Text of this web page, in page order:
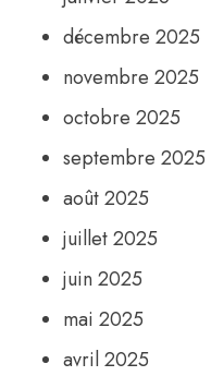
décembre 2025
novembre 2025
octobre 2025
septembre 2025
août 2025
juillet 2025
juin 2025
mai 2025
avril 2025